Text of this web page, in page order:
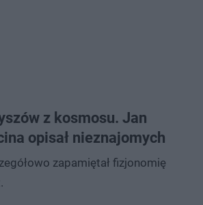
z kosmosu. Jan
opisał nieznajomych
zapamiętał fizjonomię